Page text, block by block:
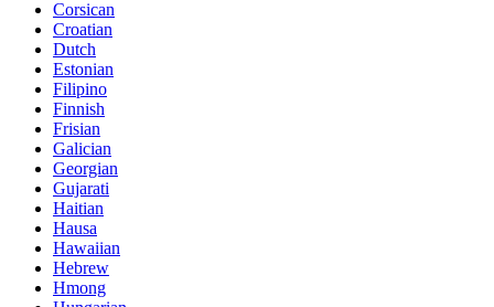
Corsican
Croatian
Dutch
Estonian
Filipino
Finnish
Frisian
Galician
Georgian
Gujarati
Haitian
Hausa
Hawaiian
Hebrew
Hmong